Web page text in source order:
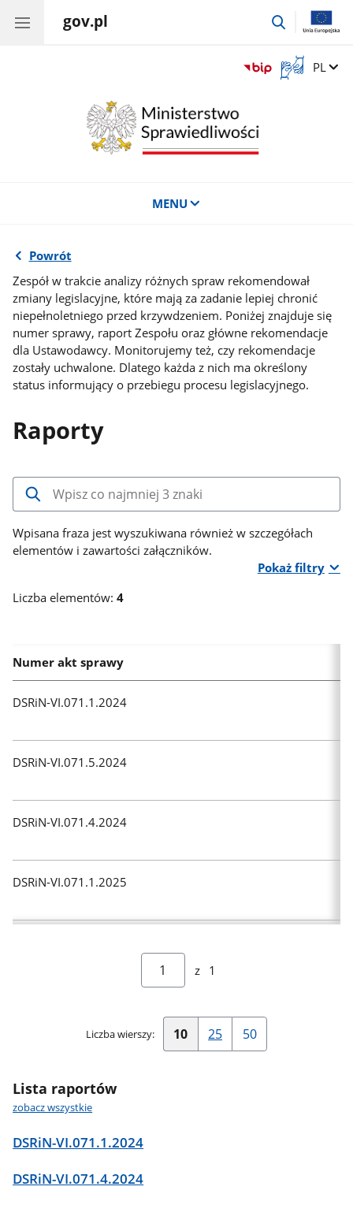
gov.pl
przejdź
Otwórz
okno
Zmień
PL
MENU
Powrót
Zespół w trakcie analizy różnych spraw rekomendował
zmiany legislacyjne, które mają za zadanie lepiej chronić
niepełnoletniego przed krzywdzeniem. Poniżej znajduje się
numer sprawy, raport Zespołu oraz główne rekomendacje
dla Ustawodawcy. Monitorujemy też, czy rekomendacje
zostały uchwalone. Dlatego każda z nich ma określony
status informujący o przebiegu procesu legislacyjnego.
Raporty
Wpisz
3
rozpocząć
pojawią
Wpisana fraza jest wyszukiwana również w szczegółach
elementów i zawartości załączników.
Pokaż filtry
Liczba elementów:4
Numer akt sprawy
DSRiN-VI.071.1.2024
DSRiN-VI.071.5.2024
DSRiN-VI.071.4.2024
DSRiN-VI.071.1.2025
z 1
Liczba wierszy:
10
Pokaż
25
Pokaż
50
Pokaż
Lista raportów
zobacz wszystkie
DSRiN-VI.071.1.2024
DSRiN-VI.071.4.2024